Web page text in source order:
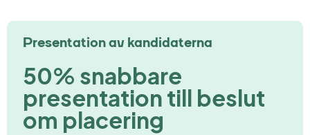
Presentation av kandidaterna
50% snabbare
presentation till beslut
om placering